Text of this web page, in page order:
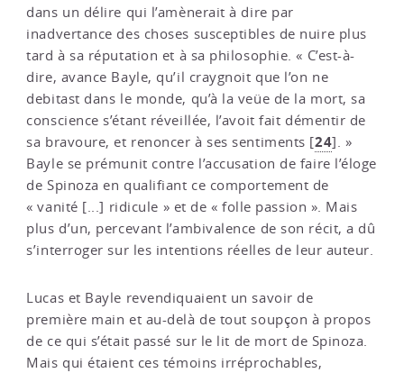
dans un délire qui l’amènerait à dire par
inadvertance des choses susceptibles de nuire plus
tard à sa réputation et à sa philosophie. « C’est-à-
dire, avance Bayle, qu’il craygnoit que l’on ne
debitast dans le monde, qu’à la veüe de la mort, sa
conscience s’étant réveillée, l’avoit fait démentir de
sa bravoure, et renoncer à ses sentiments [24]. »
Bayle se prémunit contre l’accusation de faire l’éloge
de Spinoza en qualifiant ce comportement de
« vanité [...] ridicule » et de « folle passion ». Mais
plus d’un, percevant l’ambivalence de son récit, a dû
s’interroger sur les intentions réelles de leur auteur.
Lucas et Bayle revendiquaient un savoir de
première main et au-delà de tout soupçon à propos
de ce qui s’était passé sur le lit de mort de Spinoza.
Mais qui étaient ces témoins irréprochables,